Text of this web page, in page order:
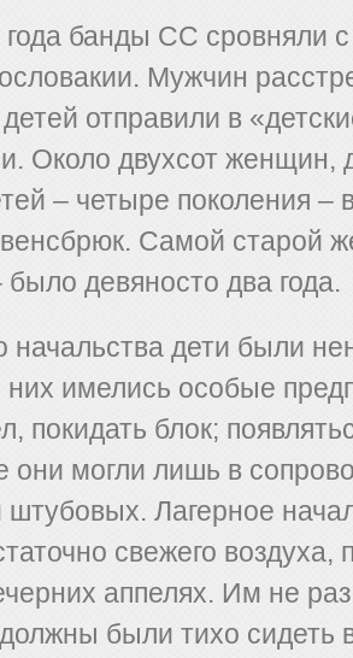
банды СС сровняли
Мужчин
отправили в
Около двухсот женщин,
– четыре поколения –
Самой старой
девяносто два года.
начальства дети были
имелись особые
покидать блок;
они могли лишь в
Лагерное
свежего воздуха,
аппелях. Им не
были тихо сидеть